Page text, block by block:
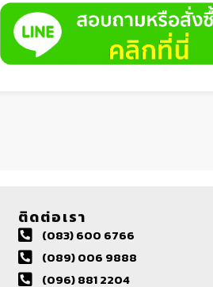
ติดต่อเรา
(083) 600 6766
(089) 006 9888
(096) 881 2204